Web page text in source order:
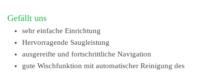
Gefällt uns
sehr einfache Einrichtung
Hervorragende Saugleistung
ausgereifte und fortschrittliche Navigation
gute Wischfunktion mit automatischer Reinigung des